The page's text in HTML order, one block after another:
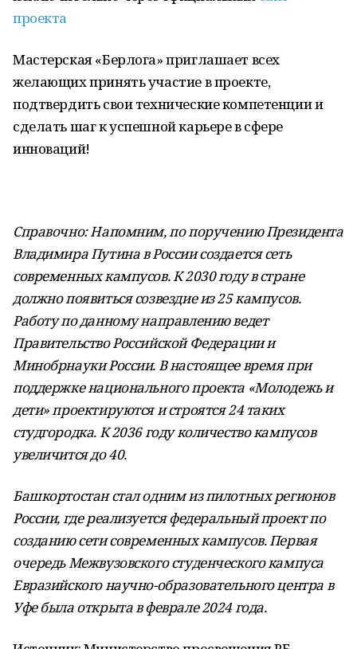
проекта
Мастерская «Берлога» приглашает всех
желающих принять участие в проекте,
подтвердить свои технические компетенции и
сделать шаг к успешной карьере в сфере
инноваций!
Справочно: Напомним, по поручению Президента
Владимира Путина в России создается сеть
современных кампусов. К 2030 году в стране
должно появиться созвездие из 25 кампусов.
Работу по данному направлению ведет
Правительство Российской Федерации и
Минобрнауки России. В настоящее время при
поддержке национального проекта «Молодежь и
дети» проектируются и строятся 24 таких
студгородка. К 2036 году количество кампусов
увеличится до 40.
Башкортостан стал одним из пилотных регионов
России, где реализуется федеральный проект по
созданию сети современных кампусов. Первая
очередь Межвузовского студенческого кампуса
Евразийского научно-образовательного центра в
Уфе была открыта в феврале 2024 года.